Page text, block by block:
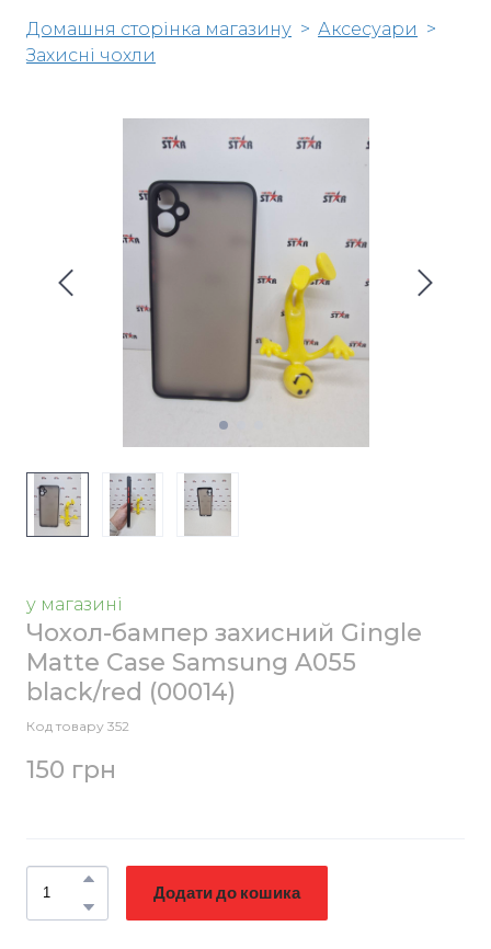
Домашня сторінка магазину
Аксесуари
Захисні чохли
у магазині
Чохол-бампер захисний Gingle
Matte Case Samsung A055
black/red (00014)
Код товару 352
150 грн
Додати до кошика